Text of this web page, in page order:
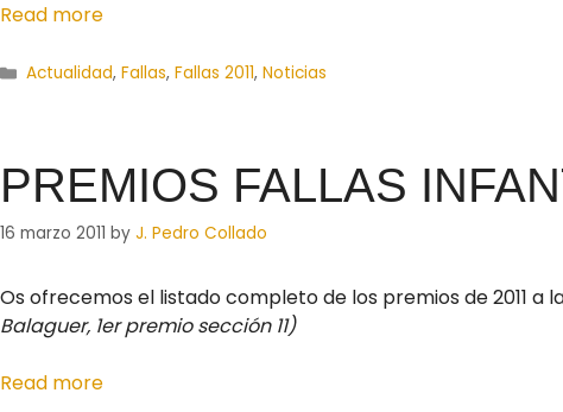
Read more
Actualidad, Fallas, Fallas 2011, Noticias
PREMIOS FALLAS
16 marzo 2011 by J. Pedro Collado
Os ofrecemos el listado completo de los premios de 2011 a
Balaguer, 1er premio sección 11)
Read more